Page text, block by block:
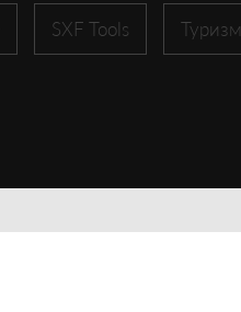
SXF Tools Туризм